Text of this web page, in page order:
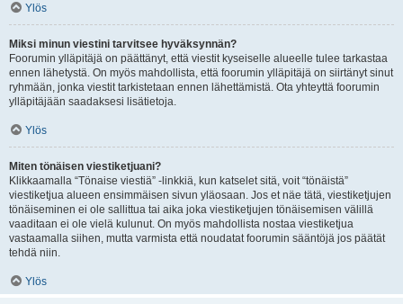
Ylös
Miksi minun viestini tarvitsee hyväksynnän?
Foorumin ylläpitäjä on päättänyt, että viestit kyseiselle alueelle tulee tarkastaa
ennen lähetystä. On myös mahdollista, että foorumin ylläpitäjä on siirtänyt sinut
ryhmään, jonka viestit tarkistetaan ennen lähettämistä. Ota yhteyttä foorumin
ylläpitäjään saadaksesi lisätietoja.
Ylös
Miten tönäisen viestiketjuani?
Klikkaamalla “Tönaise viestiä” -linkkiä, kun katselet sitä, voit “tönäistä”
viestiketjua alueen ensimmäisen sivun yläosaan. Jos et näe tätä, viestiketjujen
tönäiseminen ei ole sallittua tai aika joka viestiketjujen tönäisemisen välillä
vaaditaan ei ole vielä kulunut. On myös mahdollista nostaa viestiketjua
vastaamalla siihen, mutta varmista että noudatat foorumin sääntöjä jos päätät
tehdä niin.
Ylös